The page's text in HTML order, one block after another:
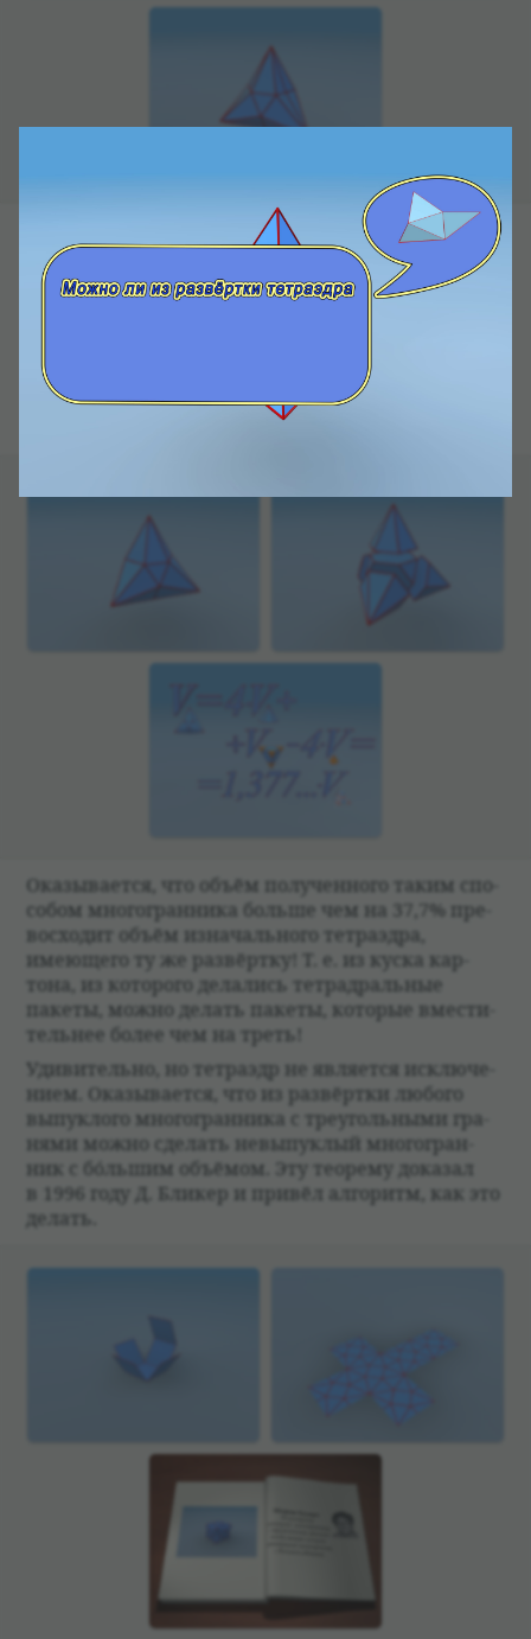
Под­счи­таем объём полу­чившегося многогран­
ника. Для этого разо­бьём его на части. Полу­чен­
ный многогран­ник состоит из четырёх оди­на­ко­
вых шести­уголь­ных пирами­док и фигуры, кото­
у тет­раэдра углы — маленькие тет­раэдры, а от
полу­чившегося зна­че­ния объёма отнимем
объём добав­лен­ных кусоч­ков.
Ока­зы­ва­ется, что объём полу­чен­ного таким спо­
со­бом многогран­ника больше чем на 37,7% пре­
вос­хо­дит объём изна­чаль­ного тет­раэдра,
имеющего ту же раз­вёртку! Т. е. из куска кар­
тона, из кото­рого дела­лись тет­ра­драль­ные
пакеты, можно делать пакеты, кото­рые вме­сти­
тель­нее более чем на треть!
Уди­ви­тельно, но тет­раэдр не явля­ется исклю­че­
нием. Ока­зы­ва­ется, что из раз­вёртки любого
выпук­лого многогран­ника с тре­уголь­ными гра­
нями можно сде­лать невыпук­лый многогран­
ник с бóльшим объёмом. Эту тео­рему дока­зал
в 1996 году Д. Бли­кер и при­вёл алго­ритм, как это
делать.